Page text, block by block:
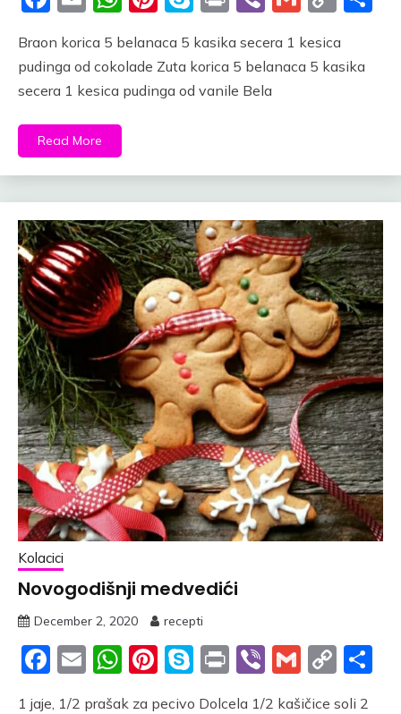
Braon korica 5 belanaca 5 kasika secera 1 kesica
pudinga od cokolade Zuta korica 5 belanaca 5 kasika
secera 1 kesica pudinga od vanile Bela
Read More
Kolacici
Novogodišnji medvedići
December 2, 2020 recepti
Facebook
EmailWhatsApp
Pinterest
Skype
PrintViberGmail
1 jaje, 1/2 prašak za pecivo Dolcela 1/2 kašičice soli 2